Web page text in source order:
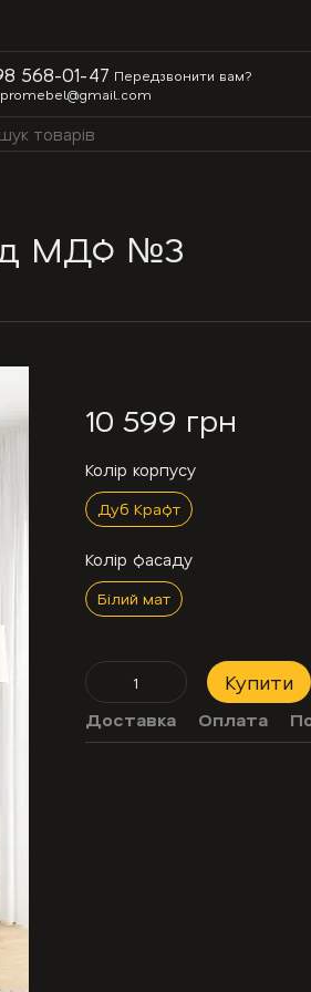
568-01-47 Передзвонити вам?
МДФ №3
10 599 грн
Колір корпусу
Дуб Крафт
Колір фасаду
Білий мат
Купити
Доставка Оплата